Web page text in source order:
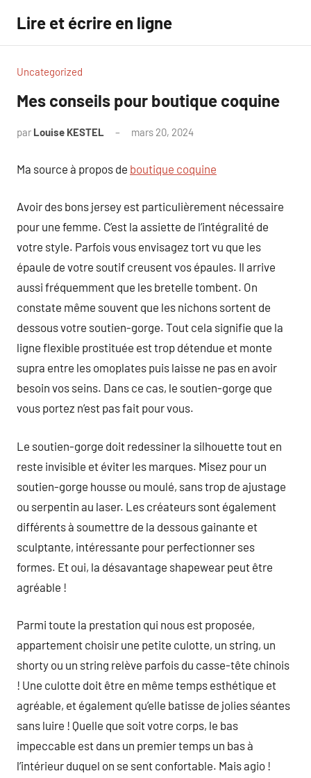
contenu
Lire et écrire en ligne
Uncategorized
Mes conseils pour boutique coquine
par Louise KESTEL mars 20, 2024
Ma source à propos de boutique coquine
Avoir des bons jersey est particulièrement nécessaire
pour une femme. C’est la assiette de l’intégralité de
votre style. Parfois vous envisagez tort vu que les
épaule de votre soutif creusent vos épaules. Il arrive
aussi fréquemment que les bretelle tombent. On
constate même souvent que les nichons sortent de
dessous votre soutien-gorge. Tout cela signifie que la
ligne flexible prostituée est trop détendue et monte
supra entre les omoplates puis laisse ne pas en avoir
besoin vos seins. Dans ce cas, le soutien-gorge que
vous portez n’est pas fait pour vous.
Le soutien-gorge doit redessiner la silhouette tout en
reste invisible et éviter les marques. Misez pour un
soutien-gorge housse ou moulé, sans trop de ajustage
ou serpentin au laser. Les créateurs sont également
différents à soumettre de la dessous gainante et
sculptante, intéressante pour perfectionner ses
formes. Et oui, la désavantage shapewear peut être
agréable !
Parmi toute la prestation qui nous est proposée,
appartement choisir une petite culotte, un string, un
shorty ou un string relève parfois du casse-tête chinois
! Une culotte doit être en même temps esthétique et
agréable, et également qu’elle batisse de jolies séantes
sans luire ! Quelle que soit votre corps, le bas
impeccable est dans un premier temps un bas à
l’intérieur duquel on se sent confortable. Mais agio !